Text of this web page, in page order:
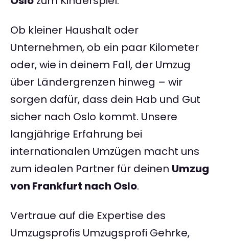
Ob kleiner Haushalt oder
Unternehmen, ob ein paar Kilometer
oder, wie in deinem Fall, der Umzug
über Ländergrenzen hinweg – wir
sorgen dafür, dass dein Hab und Gut
sicher nach Oslo kommt. Unsere
langjährige Erfahrung bei
internationalen Umzügen macht uns
zum idealen Partner für deinen Umzug
von Frankfurt nach Oslo.
Vertraue auf die Expertise des
Umzugsprofis Umzugsprofi Gehrke,